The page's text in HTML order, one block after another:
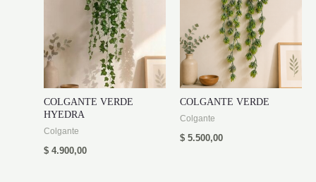
COLGANTE VERDE
HYEDRA
Colgante
$ 4.900,00
COLGANTE VERDE
Colgante
$ 5.500,00